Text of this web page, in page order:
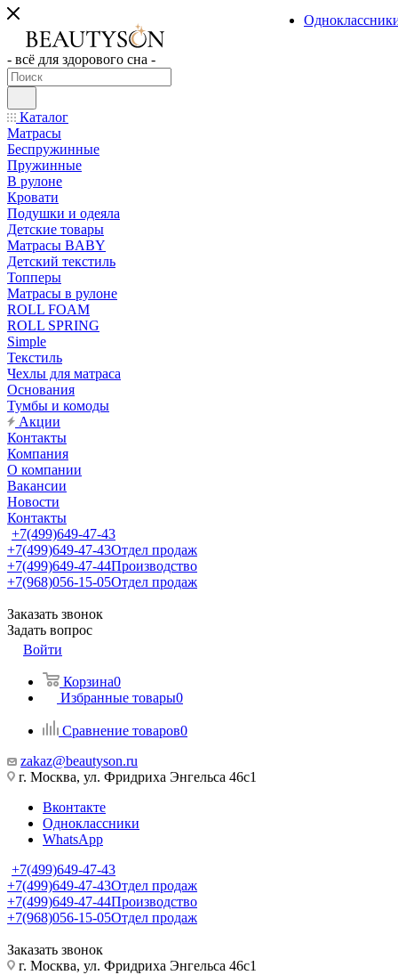
- всё для здорового сна -
Каталог
Матрасы
Беспружинные
Пружинные
В рулоне
Кровати
Подушки и одеяла
Детские товары
Матрасы BABY
Детский текстиль
Топперы
Матрасы в рулоне
ROLL FOAM
ROLL SPRING
Simple
Текстиль
Чехлы для матраса
Основания
Тумбы и комоды
Акции
Контакты
Компания
О компании
Вакансии
Новости
Контакты
+7(499)649-47-43
+7(499)649-47-43Отдел продаж
+7(499)649-47-44Производство
+7(968)056-15-05Отдел продаж
Заказать звонок
Задать вопрос
Войти
Корзина0
Избранные товары0
Сравнение товаров0
zakaz@beautyson.ru
г. Москва, ул. Фридриха Энгельса 46с1
Вконтакте
Одноклассники
WhatsApp
+7(499)649-47-43
+7(499)649-47-43Отдел продаж
+7(499)649-47-44Производство
+7(968)056-15-05Отдел продаж
Заказать звонок
г. Москва, ул. Фридриха Энгельса 46с1